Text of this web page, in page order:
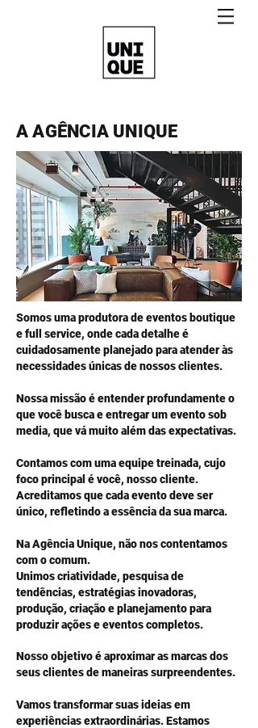
A AGÊNCIA UNIQUE
Somos uma produtora de eventos boutique
e full service, onde cada detalhe é
cuidadosamente planejado para atender às
necessidades únicas de nossos clientes.
Nossa missão é entender profundamente o
que você busca e entregar um evento sob
media, que vá muito além das expectativas.
Contamos com uma equipe treinada, cujo
foco principal é você, nosso cliente.
Acreditamos que cada evento deve ser
único, refletindo a essência da sua marca.
Na Agência Unique, não nos contentamos
com o comum.
Unimos criatividade, pesquisa de
tendências, estratégias inovadoras,
produção, criação e planejamento para
produzir ações e eventos completos.
Nosso objetivo é aproximar as marcas dos
seus clientes de maneiras surpreendentes.
Vamos transformar suas ideias em
experiências extraordinárias. Estamos